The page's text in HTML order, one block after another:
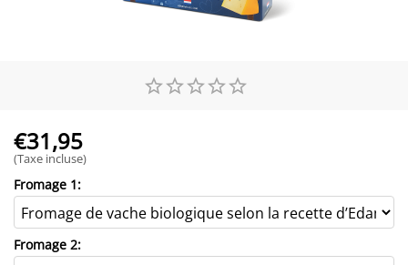
€31,95
(Taxe incluse)
Fromage 1:
Fromage 2: